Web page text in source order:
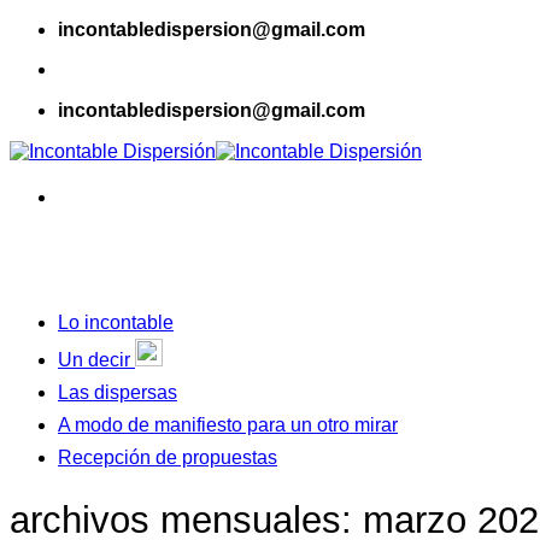
Skip
content
incontabledispersion@gmail.com
incontabledispersion@gmail.com
Lo incontable
Un decir
Las dispersas
A modo de manifiesto para un otro mirar
Recepción de propuestas
archivos mensuales: marzo